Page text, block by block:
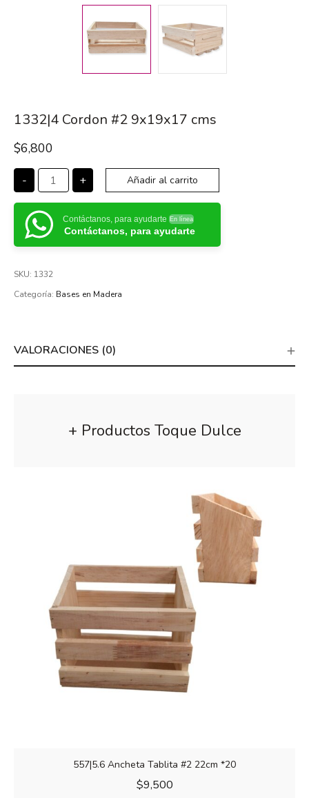
1332|4 Cordon #2 9x19x17 cms
$6,800
- + Añadir al carrito
Contáctanos, para ayudarte En línea
Contáctanos, para ayudarte
SKU: 1332
Categoría: Bases en Madera
VALORACIONES (0)
+ Productos Toque Dulce
557|5.6 Ancheta Tablita #2 22cm *20
$9,500